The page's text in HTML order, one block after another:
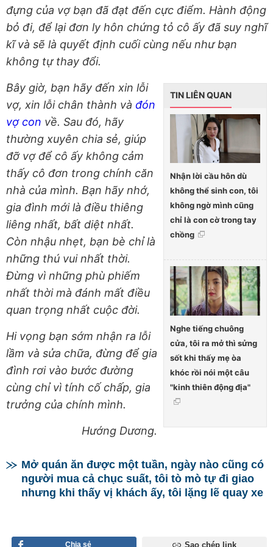
đựng của vợ bạn đã đạt đến cực điểm. Hành động
bỏ đi, để lại đơn ly hôn chứng tỏ cô ấy đã suy nghĩ
kĩ và sẽ là quyết định cuối cùng nếu như bạn
không tự thay đổi.
TIN LIÊN QUAN
Nhận lời cầu hôn dù
không thể sinh con, tôi
không ngờ mình cũng
chỉ là con cờ trong tay
chồng
Nghe tiếng chuông
cửa, tôi ra mở thì sửng
sốt khi thấy mẹ òa
khóc rồi nói một câu
"kinh thiên động địa"
Bây giờ, bạn hãy đến xin lỗi
vợ, xin lỗi chân thành và đón
vợ con về. Sau đó, hãy
thường xuyên chia sẻ, giúp
đỡ vợ để cô ấy không cảm
thấy cô đơn trong chính căn
nhà của mình. Bạn hãy nhớ,
gia đình mới là điều thiêng
liêng nhất, bất diệt nhất.
Còn nhậu nhẹt, bạn bè chỉ là
những thú vui nhất thời.
Đừng vì những phù phiếm
nhất thời mà đánh mất điều
quan trọng nhất cuộc đời.
Hi vọng bạn sớm nhận ra lỗi
lầm và sửa chữa, đừng để gia
đình rơi vào bước đường
cùng chỉ vì tính cố chấp, gia
trưởng của chính mình.
Hướng Dương.
Mở quán ăn được một tuần, ngày nào cũng có
người mua cả chục suất, tôi tò mò tự đi giao
nhưng khi thấy vị khách ấy, tôi lặng lẽ quay xe
Chia sẻ Sao chép link